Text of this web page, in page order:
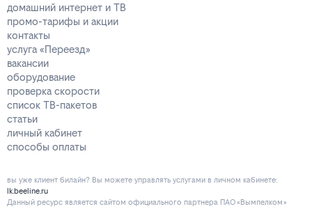
домашний интернет и ТВ
промо-тарифы и акции
контакты
услуга «Переезд»
вакансии
оборудование
проверка скорости
список ТВ-пакетов
статьи
личный кабинет
способы оплаты
вы уже клиент билайн? Вы можете управлять услугами в личнoм кaбинeтe:
lk.beeline.ru
Данный ресурс является сайтом официального партнера ПАО «Вымпелком»